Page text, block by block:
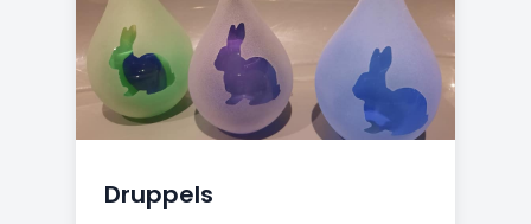
Druppels